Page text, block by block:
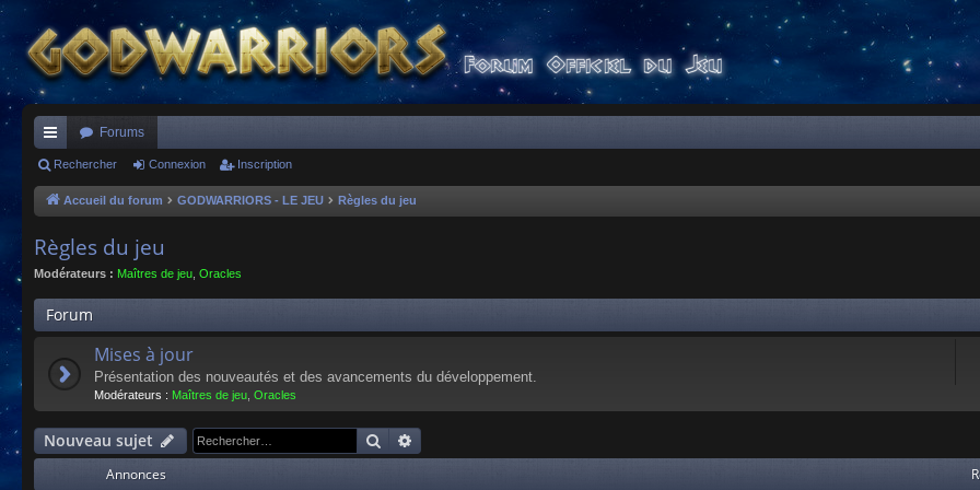
ac
co
s
Forums
Rechercher Connexion Inscription
Accueil du forum GODWARRIORS - LE JEU Règles du jeu
Règles du jeu
Modérateurs : Maîtres de jeu Oracles
Forum
Mises à jour
Présentation des nouveautés et des avancements du développement.
Modérateurs : Maîtres de jeu, Oracles
Nouveau sujet Rechercher
Annonces